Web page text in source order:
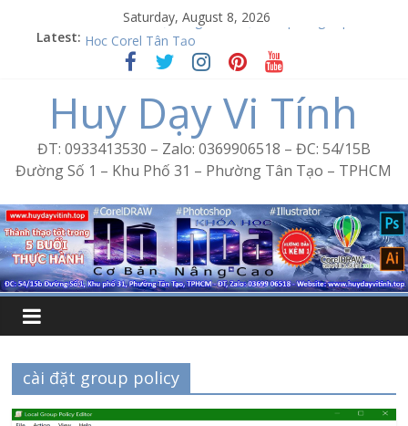
Saturday, August 8, 2026
Latest: Word Bình Trị Đông – Tin học văn phòng cấp tốc
Học Corel Tân Tạo
Cách tạo USB Boot bằng Ventoy
Khóa học Photoshop tại Tân Tạo
Excel Bình Trị Đông – Vi tính văn phòng cấp tốc
Huy Dạy Vi Tính
ĐT: 0933413530 – Zalo: 0369906518 – ĐC: 54/15B
Đường Số 1 – Khu Phố 31 – Phường Tân Tạo – TPHCM
cài đặt group policy